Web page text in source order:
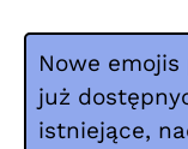
Nowe
już
istniejące,